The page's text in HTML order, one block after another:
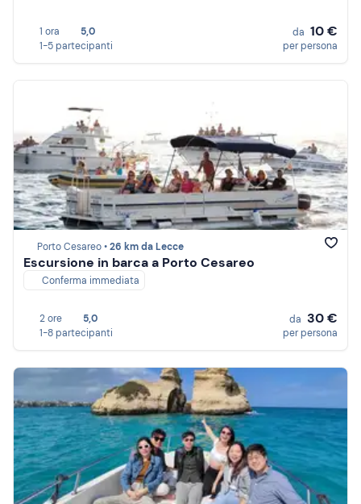
1 ora
5,0
1-5 partecipanti
da 10 €
per persona
Porto Cesareo •26 km da Lecce
Escursione in barca a Porto Cesareo
Conferma immediata
2 ore
5,0
1-8 partecipanti
da 30 €
per persona